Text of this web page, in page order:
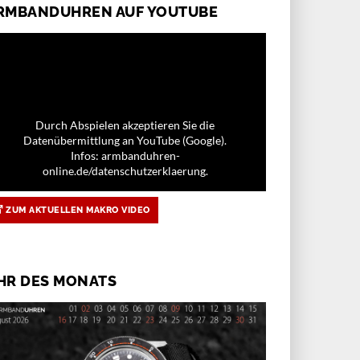
AUF YOUTUBE
Durch Abspielen akzeptieren Sie die
Datenübermittlung an YouTube (Google).
Infos: armbanduhren-
online.de/datenschutzerklaerung.
ZUM AKTUELLEN MAKRO VIDEO
DES MONATS